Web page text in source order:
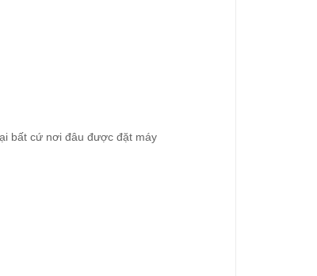
bất cứ nơi đâu được đặt máy